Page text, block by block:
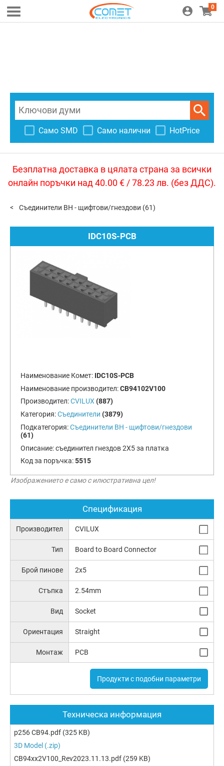
0
Само SMD Само налични HotPrice
Безплатна доставка в цялата страна за всички
онлайн поръчки над 40.00 € / 78.23 лв. (без ДДС).
Съединители BH - щифтови/гнездови (61)
IDC10S-PCB
Наименование Комет: IDC10S-PCB
Наименование производител:CB94102V100
Производител:CVILUX (887)
Категория:Съединители (3879)
Подкатегория:Съединители BH - щифтови/гнездови
(61)
Описание:съединител гнездов 2X5 за платка
Код за поръчка:5515
Изображението е само с илюстративна цел!
Спецификация
Производител CVILUX
Тип Board to Board Connector
Брой пинове 2x5
Стъпка 2.54mm
Вид Socket
Ориентация Straight
Монтаж PCB
Продукти с подобни параметри
Техническа информация
p256 CB94.pdf (325 KB)
3D Model (.zip)
CB94xx2V100_Rev2023.11.13.pdf (259 KB)